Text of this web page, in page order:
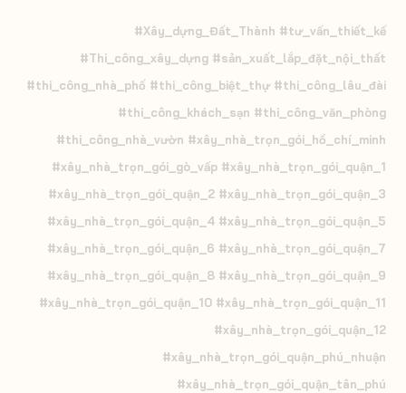
#Xây_dựng_Đất_Thành #tư_vấn_thiết_kế
#Thi_công_xây_dựng #sản_xuất_lắp_đặt_nội_thất
#thi_công_nhà_phố #thi_công_biệt_thự #thi_công_lâu_đài
#thi_công_khách_sạn #thi_công_văn_phòng
#thi_công_nhà_vườn #xây_nhà_trọn_gói_hồ_chí_minh
#xây_nhà_trọn_gói_gò_vấp #xây_nhà_trọn_gói_quận_1
#xây_nhà_trọn_gói_quận_2 #xây_nhà_trọn_gói_quận_3
#xây_nhà_trọn_gói_quận_4 #xây_nhà_trọn_gói_quận_5
#xây_nhà_trọn_gói_quận_6 #xây_nhà_trọn_gói_quận_7
#xây_nhà_trọn_gói_quận_8 #xây_nhà_trọn_gói_quận_9
#xây_nhà_trọn_gói_quận_10 #xây_nhà_trọn_gói_quận_11
#xây_nhà_trọn_gói_quận_12
#xây_nhà_trọn_gói_quận_phú_nhuận
#xây_nhà_trọn_gói_quận_tân_phú